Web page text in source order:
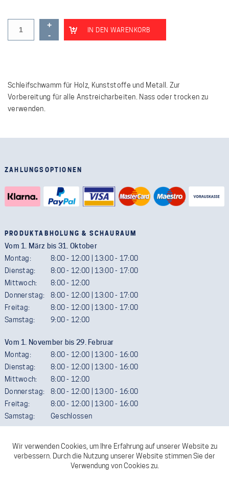
IN DEN WARENKORB
Schleifschwamm für Holz, Kunststoffe und Metall. Zur
Vorbereitung für alle Anstreicharbeiten. Nass oder trocken zu
verwenden.
ZAHLUNGSOPTIONEN
PRODUKTABHOLUNG & SCHAURAUM
Vom 1. März bis 31. Oktober
Montag:
8:00 - 12:00 | 13:00 - 17:00
Dienstag:
8:00 - 12:00 | 13:00 - 17:00
Mittwoch:
8:00 - 12:00
Donnerstag:
8:00 - 12:00 | 13:00 - 17:00
Freitag:
8:00 - 12:00 | 13:00 - 17:00
Samstag:
9:00 - 12:00
Vom 1. November bis 29. Februar
Montag:
8:00 - 12:00 | 13:00 - 16:00
Dienstag:
8:00 - 12:00 | 13:00 - 16:00
Mittwoch:
8:00 - 12:00
Donnerstag:
8:00 - 12:00 | 13:00 - 16:00
Freitag:
8:00 - 12:00 | 13:00 - 16:00
Samstag:
Geschlossen
ersuchen aber um telefonische Vereinbarung.